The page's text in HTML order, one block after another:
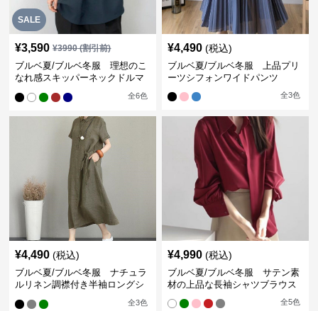
SALE
¥3,590 ¥3990(割引前)
ブルベ夏/ブルベ冬服 理想のこ
なれ感スキッパーネックドルマ
全6色
¥4,490 (税込)
ブルベ夏/ブルベ冬服 上品プリ
ーツシフォンワイドパンツ
全3色
¥4,490 (税込)
ブルベ夏/ブルベ冬服 ナチュラ
ルリネン調襟付き半袖ロングシ
全3色
¥4,990 (税込)
ブルベ夏/ブルベ冬服 サテン素
材の上品な長袖シャツブラウス
全5色